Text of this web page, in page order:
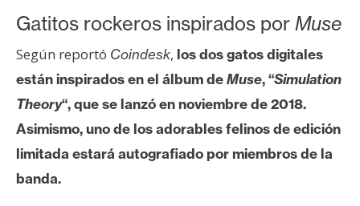
r
e
n
s
a
T
e
Gatitos rockeros inspirados por Muse
Según reportó Coindesk, los dos gatos digitales
están inspirados en el álbum deMuse, “Simulation
Theory“, que se lanzó en noviembre de 2018.
Asimismo, uno de los adorables felinos de edición
limitada estará autografiado por miembros de la
banda.